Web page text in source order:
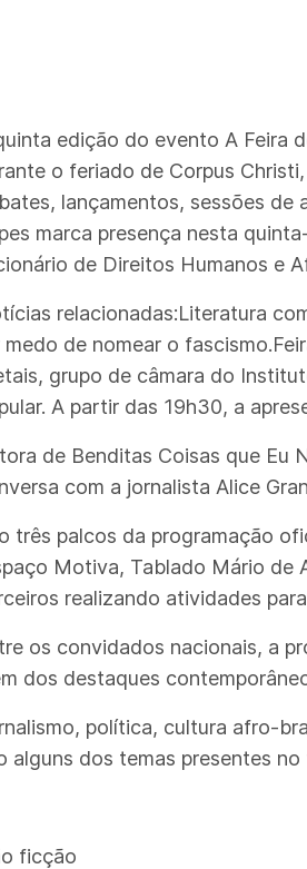
edição do evento A Feira
o feriado de Corpus
lançamentos, sessões
marca presença nesta
de Direitos Humanos e
relacionadas:Literatura
medo de nomear o
grupo de câmara do
A partir das 19h30, a
de Benditas Coisas que Eu
com a jornalista Alice
três palcos da programação
Motiva, Tablado Mário de
realizando atividades
os convidados nacionais, a
dos destaques
política, cultura afro-
alguns dos temas presentes
ficção